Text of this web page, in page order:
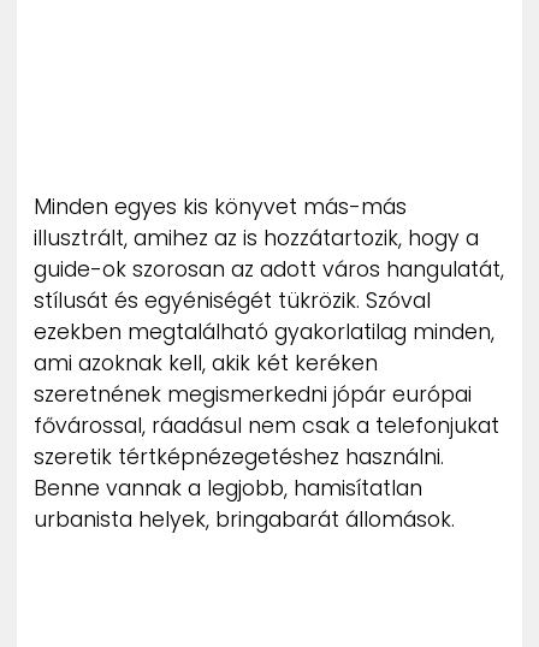
Minden egyes kis könyvet más-más
illusztrált, amihez az is hozzátartozik, hogy a
guide-ok szorosan az adott város hangulatát,
stílusát és egyéniségét tükrözik. Szóval
ezekben megtalálható gyakorlatilag minden,
ami azoknak kell, akik két keréken
szeretnének megismerkedni jópár európai
fővárossal, ráadásul nem csak a telefonjukat
szeretik tértképnézegetéshez használni.
Benne vannak a legjobb, hamisítatlan
urbanista helyek, bringabarát állomások.